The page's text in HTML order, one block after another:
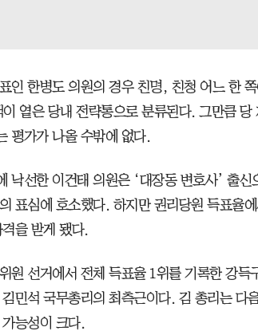
인 한병도 의원의 경우 친명, 친청 어느 한
옅은 당내 전략통으로 분류된다. 그만큼 당
평가가 나올 수밖에 없다.
낙선한 이건태 의원은 ‘대장동 변호사’ 출신
표심에 호소했다. 하지만 권리당원 득표율
을 받게 됐다.
원 선거에서 전체 득표율 1위를 기록한 강득
민석 국무총리의 최측근이다. 김 총리는 다
능성이 크다.